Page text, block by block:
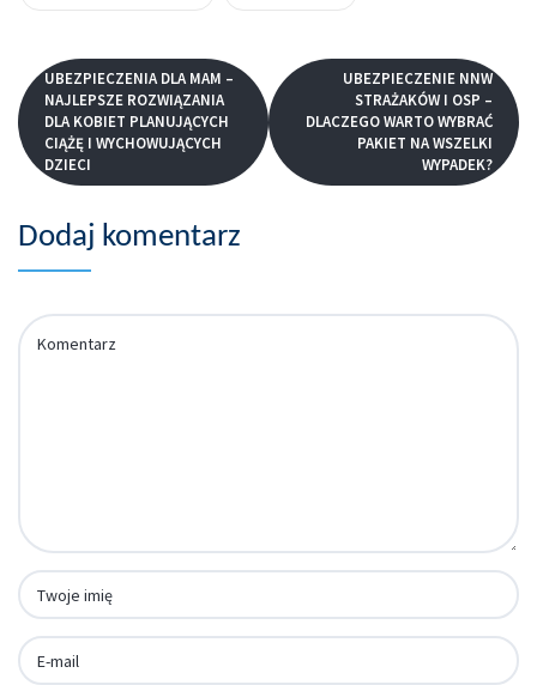
UBEZPIECZENIA DLA MAM –
NAJLEPSZE ROZWIĄZANIA
DLA KOBIET PLANUJĄCYCH
CIĄŻĘ I WYCHOWUJĄCYCH
DZIECI
UBEZPIECZENIE NNW
STRAŻAKÓW I OSP –
DLACZEGO WARTO WYBRAĆ
PAKIET NA WSZELKI
WYPADEK?
Dodaj komentarz